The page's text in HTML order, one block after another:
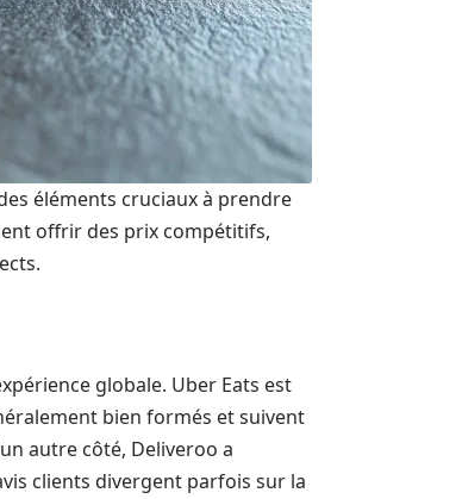
éléments cruciaux à prendre
offrir des prix compétitifs,
globale. Uber Eats est
bien formés et suivent
autre côté, Deliveroo a
clients divergent parfois sur la